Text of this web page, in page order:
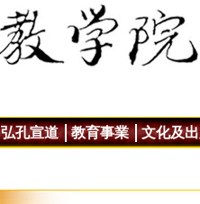
弘孔宣道 教育事業 文化及